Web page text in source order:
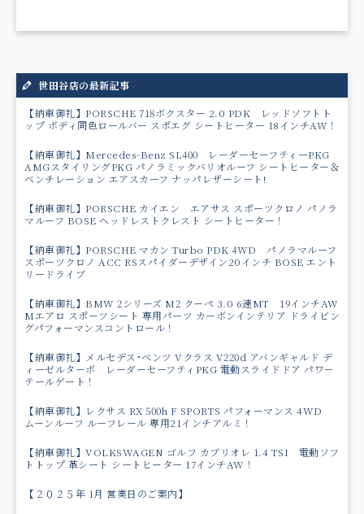
世田谷店の最新記事
【納車御礼】PORSCHE 718ボクスター 2.0 PDK レッドソフトト
ップ ボディ同色ロールバー スポエグ シートヒーター 18インチAW！
【納車御礼】Mercedes-Benz SL400 レーダーセーフティーPKG
AMGスタイリングPKG パノラミックバリオルーフ シートヒーター＆
ベンチレーション エアスカーフ ナッパレザーシート!
【納車御礼】PORSCHE カイエン エアサス スポーツクロノ パノラ
マルーフ BOSE ヘッドレストクレスト シートヒーター！
【納車御礼】PORSCHE マカン Turbo PDK 4WD パノラマルーフ
スポーツクロノ ACC RSスパイダーデザイン20インチ BOSE エント
リードライブ
【納車御礼】BMW 2シリーズ M2 クーペ 3.0 6速MT 19インチAW
Mエアロ スポーツシート 専用パーツ カーボンインテリア ドライビン
グパフォーマンスコントロール！
【納車御礼】メルセデス･ベンツ Vクラス V220d アバンギャルド デ
ィーゼルターボ レーダーセーフティPKG 電動スライドドア パワ－
テールゲート！
【納車御礼】レクサス RX 500h F SPORTS パフォーマンス 4WD
ムーンルーフ ルーフレール 専用21インチアルミ！
【納車御礼】VOLKSWAGEN ゴルフ カブリオレ 1.4 TSI 電動ソフ
トトップ 革シート シートヒーター 17インチAW！
【２０２５年 1月 営業日のご案内】